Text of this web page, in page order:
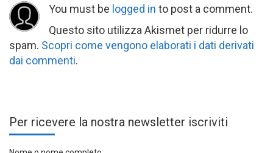
You must be logged in to post a comment.
Questo sito utilizza Akismet per ridurre lo
spam. Scopri come vengono elaborati i dati derivati
dai commenti.
Per ricevere la nostra newsletter iscriviti